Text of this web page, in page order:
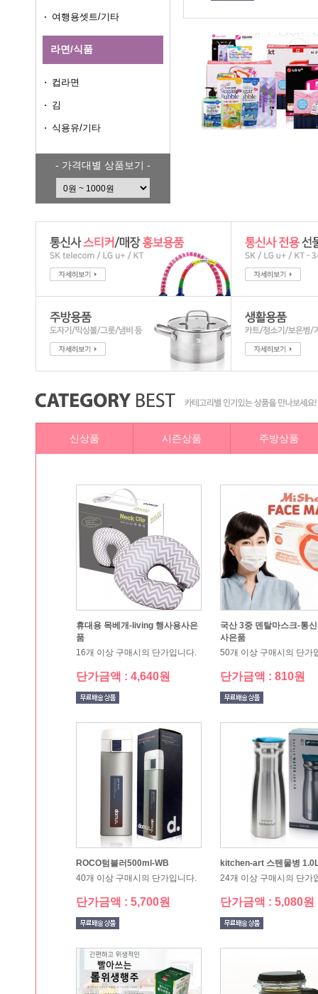
여행용셋트/기타
라면/식품
컵라면
김
식용유/기타
- 가격대별 상품보기 -
신상품 시즌상품 주방상품
품
16개 이상 구매시의 단가입니다.
단가금액 : 4,640원
사은품
50개 이상 구매시의 단가
단가금액 : 810원
ROCO텀블러500ml-WB
40개 이상 구매시의 단가입니다.
단가금액 : 5,700원
kitchen-art 스텐물병
24개 이상 구매시의 단가
단가금액 : 5,080원